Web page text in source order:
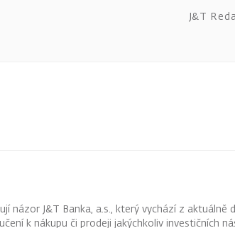
J&T
názor J&T Banka, a.s., který vychází z
k nákupu či prodeji jakýchkoliv investičních